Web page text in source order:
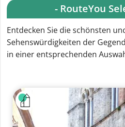
- RouteYou
Entdecken Sie die schönsten
Sehenswürdigkeiten der
in einer entsprechenden